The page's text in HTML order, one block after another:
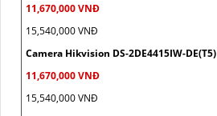
11,670,000 VNĐ
15,540,000 VNĐ
Camera Hikvision DS-2DE4415IW-DE(T5)
11,670,000 VNĐ
15,540,000 VNĐ